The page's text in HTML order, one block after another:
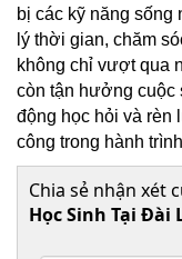
bị các kỹ năng sống
lý thời gian, chăm
không chỉ vượt qua
còn tận hưởng cuộc
động học hỏi và rèn
công trong hành
Chia sẻ nhận xét
Học Sinh Tại Đài